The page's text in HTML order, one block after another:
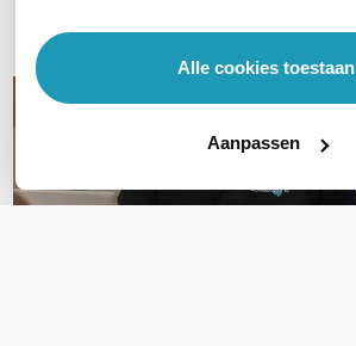
Alle cookies toestaan
Aanpassen